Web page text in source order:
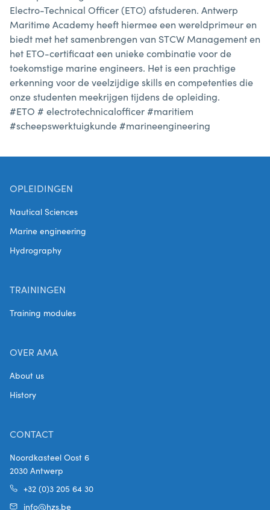
Electro-Technical Officer (ETO) afstuderen. Antwerp
Maritime Academy heeft hiermee een wereldprimeur en
biedt met het samenbrengen van STCW Management en
het ETO-certificaat een unieke combinatie voor de
toekomstige marine engineers. Het is een prachtige
erkenning voor de veelzijdige skills en competenties die
onze studenten meekrijgen tijdens de opleiding.
#ETO # electrotechnicalofficer #maritiem
#scheepswerktuigkunde #marineengineering
OPLEIDINGEN
Nautical Sciences
Marine engineering
Hydrography
TRAININGEN
Training modules
OVER AMA
About us
History
CONTACT
Noordkasteel Oost 6
2030 Antwerp
+32 (0)3 205 64 30
info@hzs.be